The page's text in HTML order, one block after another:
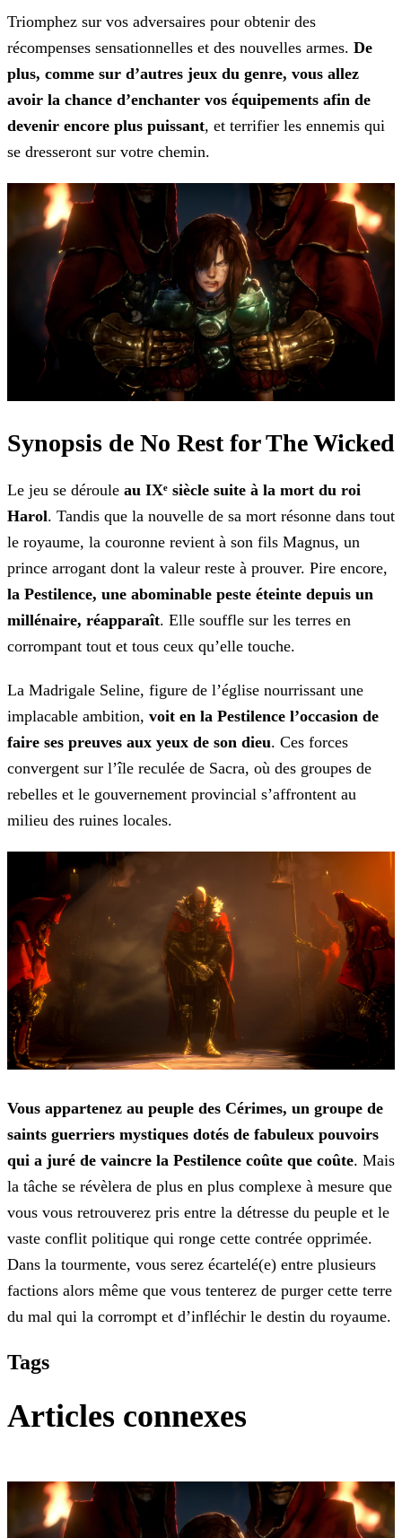
Triomphez sur vos adversaires pour obtenir des
récompenses sensationnelles et des nouvelles armes. De
plus, comme sur d’autres jeux du genre, vous allez
avoir la chance d’enchanter vos équipements afin de
devenir encore plus puissant, et terrifier les ennemis qui
se dresseront sur votre chemin.
Synopsis de No Rest for The Wicked
Le jeu se déroule au IXᵉ siècle suite à la mort du roi
Harol. Tandis que la nouvelle de sa mort résonne dans tout
le royaume, la couronne revient à son fils Magnus, un
prince arrogant dont la valeur reste à prouver. Pire encore,
la Pestilence, une abominable peste éteinte depuis un
millénaire, réapparaît. Elle souffle sur les terres en
corrompant tout et tous ceux qu’elle touche.
La Madrigale Seline, figure de l’église nourrissant une
implacable ambition, voit en la Pestilence l’occasion de
faire ses preuves aux yeux de son dieu. Ces forces
convergent sur l’île reculée de Sacra, où des groupes de
rebelles et le gouvernement provincial s’affrontent au
milieu des ruines locales.
Vous appartenez au peuple des Cérimes, un groupe de
saints guerriers mystiques dotés de fabuleux pouvoirs
qui a juré de vaincre la Pestilence coûte que coûte. Mais
la tâche se révèlera de plus en plus complexe à mesure que
vous vous retrouverez pris entre la détresse du peuple et le
vaste conflit politique qui ronge cette contrée opprimée.
Dans la tourmente, vous serez écartelé(e) entre plusieurs
factions alors même que vous tenterez de purger cette terre
du mal qui la corrompt et d’infléchir le destin du royaume.
Tags
Articles connexes